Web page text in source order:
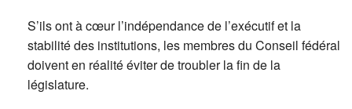
S’ils ont à cœur l’indépendance de l’exécutif et la
stabilité des institutions, les membres du Conseil fédéral
doivent en réalité éviter de troubler la fin de la
législature.